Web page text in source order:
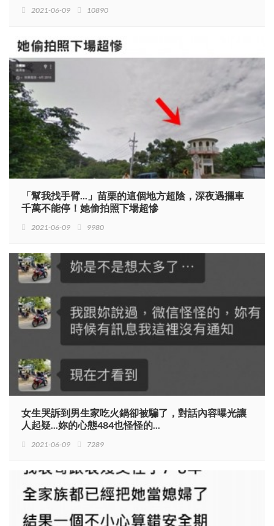
2021-06-09 10890
「幫我找手臂...」苗栗的這個地方超陰，深夜遇攔車
千萬不能停！她偷拍照下場超慘
2021-06-09 9980
女生哭訴到男生家吃火鍋卻被騙了，對話內容曝光讓
人起疑...妳的心態484也怪怪的...
2021-06-09 7289